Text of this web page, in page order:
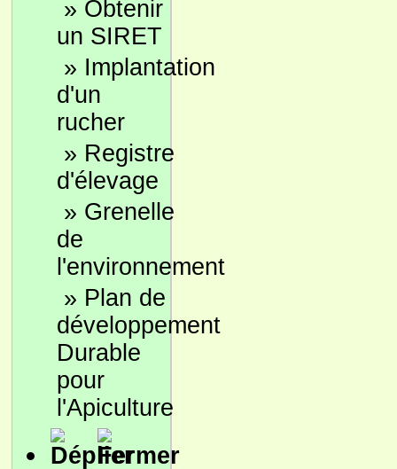
» Obtenir
un SIRET
» Implantation
d'un
rucher
» Registre
d'élevage
» Grenelle
de
l'environnement
» Plan de
développement
Durable
pour
l'Apiculture